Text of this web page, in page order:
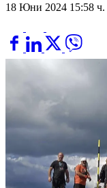
18 Юни 2024 15:58 ч.